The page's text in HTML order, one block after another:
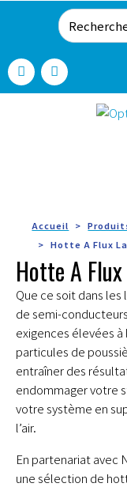
Accueil
Hotte A Flux
Hotte A
Que ce soit dans
de semi-
exigences élevées
particules de
entraîner des
endommager votre
votre système en
l’air.
En partenariat avec
une sélection de